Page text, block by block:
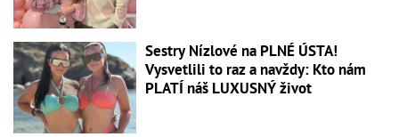
Sestry Nízlové na PLNÉ ÚSTA!
Vysvetlili to raz a navždy: Kto nám
PLATÍ náš LUXUSNÝ život